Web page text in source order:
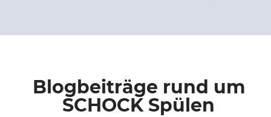
Blogbeiträge rund um
SCHOCK Spülen